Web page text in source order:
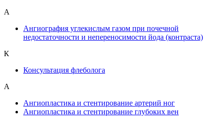
А
Ангиография углекислым газом при почечной
недостаточности и непереносимости йода (контраста)
К
Консультация флеболога
А
Ангиопластика и стентирование артерий ног
Ангиопластика и стентирование глубоких вен